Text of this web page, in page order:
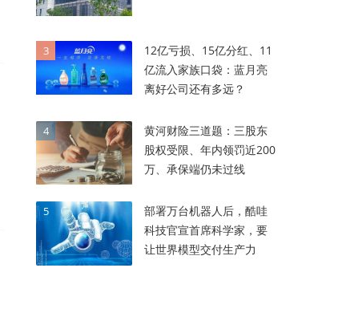
3
12亿亏损、15亿分红、11
亿流入家族口袋：蓝月亮
离好公司还有多远？
4
黄河财险三道题：三股东
股权受限、年内领罚近200
万、承保端仍未过线
5
部署万台机器人后，酷哇
科技官宣首席科学家，要
让世界模型交付生产力